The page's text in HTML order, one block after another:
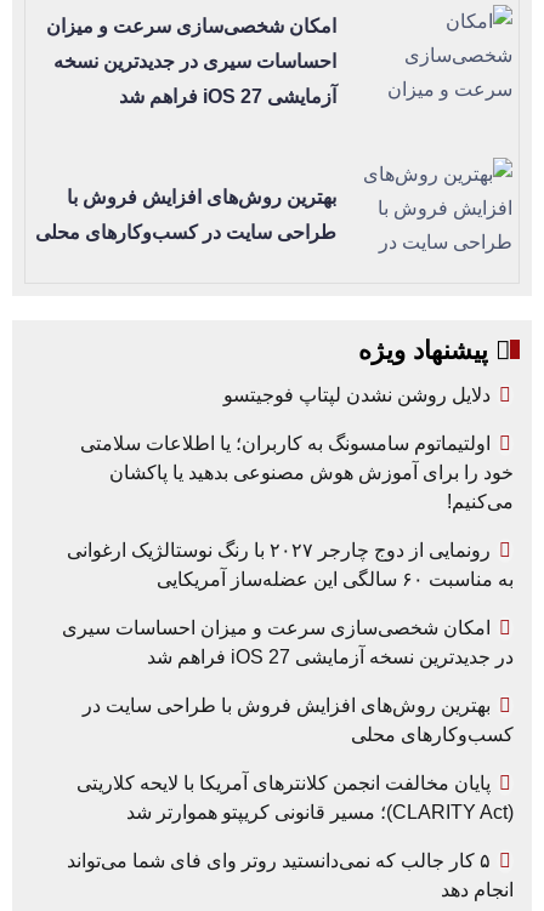
امکان شخصی‌سازی سرعت و میزان
احساسات سیری در جدیدترین نسخه
آزمایشی iOS 27 فراهم شد
بهترین روش‌های افزایش فروش با
طراحی سایت در کسب‌وکارهای محلی
پیشنهاد ویژه
دلایل روشن نشدن لپتاپ فوجیتسو
اولتیماتوم سامسونگ به کاربران؛ یا اطلاعات سلامتی
خود را برای آموزش هوش مصنوعی بدهید یا پاکشان
می‌کنیم!
رونمایی از دوج چارجر ۲۰۲۷ با رنگ نوستالژیک ارغوانی
به مناسبت ۶۰ سالگی این عضله‌ساز آمریکایی
امکان شخصی‌سازی سرعت و میزان احساسات سیری
در جدیدترین نسخه آزمایشی iOS 27 فراهم شد
بهترین روش‌های افزایش فروش با طراحی سایت در
کسب‌وکارهای محلی
پایان مخالفت انجمن کلانترهای آمریکا با لایحه کلاریتی
(CLARITY Act)؛ مسیر قانونی کریپتو هموارتر شد
۵ کار جالب که نمی‌دانستید روتر وای فای شما می‌تواند
انجام دهد